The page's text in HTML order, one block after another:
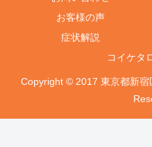
お客様の声
症状解説
コイケタ
Copyright © 2017 東京都新